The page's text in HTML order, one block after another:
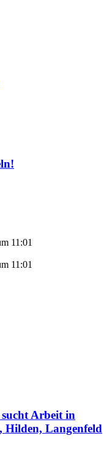
11:01
11:01
Arbeit in
Hilden, Langenfeld